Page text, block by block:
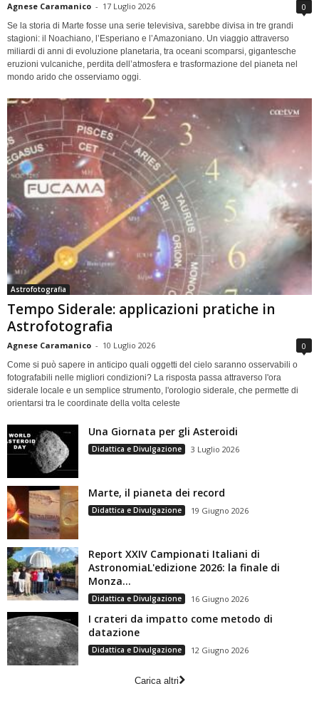
Agnese Caramanico - 17 Luglio 2026 0
Se la storia di Marte fosse una serie televisiva, sarebbe divisa in tre grandi
stagioni: il Noachiano, l’Esperiano e l’Amazoniano. Un viaggio attraverso
miliardi di anni di evoluzione planetaria, tra oceani scomparsi, gigantesche
eruzioni vulcaniche, perdita dell’atmosfera e trasformazione del pianeta nel
mondo arido che osserviamo oggi.
Astrofotografia
Tempo Siderale: applicazioni pratiche in
Astrofotografia
Agnese Caramanico - 10 Luglio 2026 0
Come si può sapere in anticipo quali oggetti del cielo saranno osservabili o
fotografabili nelle migliori condizioni? La risposta passa attraverso l'ora
siderale locale e un semplice strumento, l'orologio siderale, che permette di
orientarsi tra le coordinate della volta celeste
Una Giornata per gli Asteroidi
Didattica e Divulgazione 3 Luglio 2026
Marte, il pianeta dei record
Didattica e Divulgazione 19 Giugno 2026
Report XXIV Campionati Italiani di
AstronomiaL'edizione 2026: la finale di
Monza...
Didattica e Divulgazione 16 Giugno 2026
I crateri da impatto come metodo di
datazione
Didattica e Divulgazione 12 Giugno 2026
Carica altri